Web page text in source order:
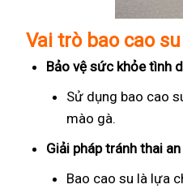
Vai trò bao cao
Bảo vệ sức khỏe tình
Sử dụng bao cao
mào gà.
Giải pháp tránh thai
Bao cao su là lựa